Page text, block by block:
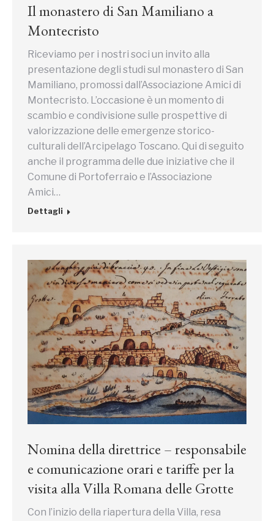
Il monastero di San Mamiliano a
Montecristo
Riceviamo per i nostri soci un invito alla
presentazione degli studi sul monastero di San
Mamiliano, promossi dall’Associazione Amici di
Montecristo. L’occasione è un momento di
scambio e condivisione sulle prospettive di
valorizzazione delle emergenze storico-
culturali dell’Arcipelago Toscano. Qui di seguito
anche il programma delle due iniziative che il
Comune di Portoferraio e l’Associazione
Amici…
Dettagli
Nomina della direttrice – responsabile
e comunicazione orari e tariffe per la
visita alla Villa Romana delle Grotte
Con l’inizio della riapertura della Villa, resa